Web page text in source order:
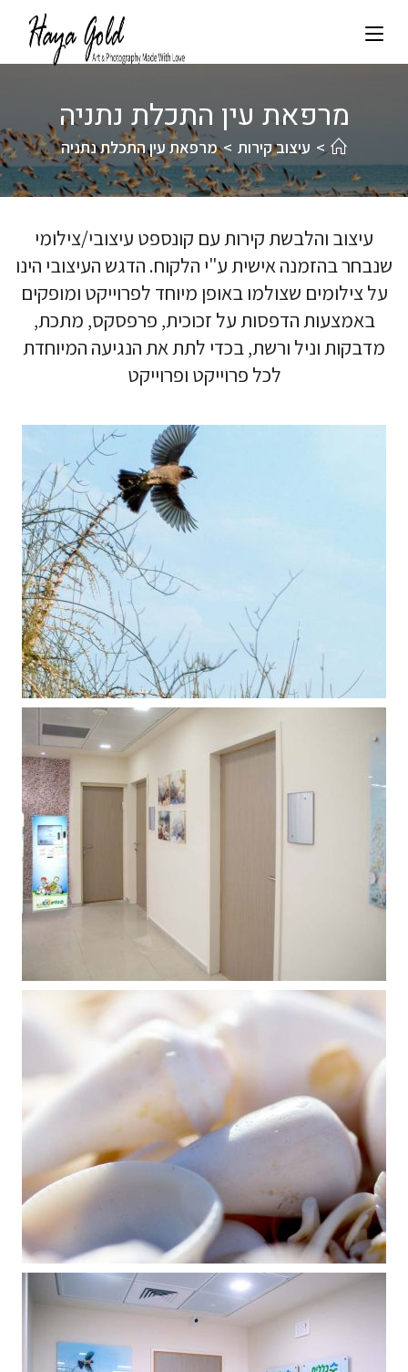
מרפאת עין התכלת נתניה
> עיצוב קירות > מרפאת עין התכלת נתניה
עיצוב והלבשת קירות עם קונספט עיצובי/צילומי
שנבחר בהזמנה אישית ע"י הלקוח. הדגש העיצובי הינו
על צילומים שצולמו באופן מיוחד לפרוייקט ומופקים
באמצעות הדפסות על זכוכית, פרפסקס, מתכת,
מדבקות וניל ורשת, בכדי לתת את הנגיעה המיוחדת
לכל פרוייקט ופרוייקט